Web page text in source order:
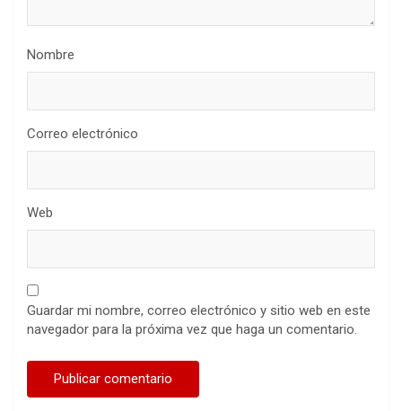
Nombre
Correo electrónico
Web
Guardar mi nombre, correo electrónico y sitio web en este
navegador para la próxima vez que haga un comentario.